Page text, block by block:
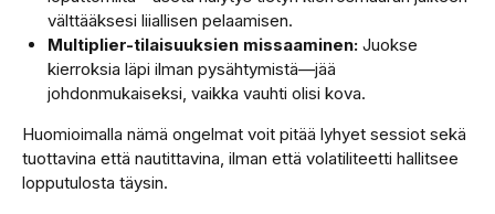
välttääksesi liiallisen pelaamisen.
Multiplier-tilaisuuksien missaaminen:Juokse
kierroksia läpi ilman pysähtymistä—jää
johdonmukaiseksi, vaikka vauhti olisi kova.
Huomioimalla nämä ongelmat voit pitää lyhyet sessiot sekä
tuottavina että nautittavina, ilman että volatiliteetti hallitsee
lopputulosta täysin.